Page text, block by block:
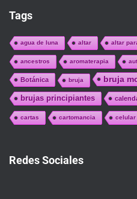
Tags
agua de luna altar altar
ancestros aromaterapia
Botánica bruja bruja
brujas principiantes
cartas cartomancia celular
Redes Sociales